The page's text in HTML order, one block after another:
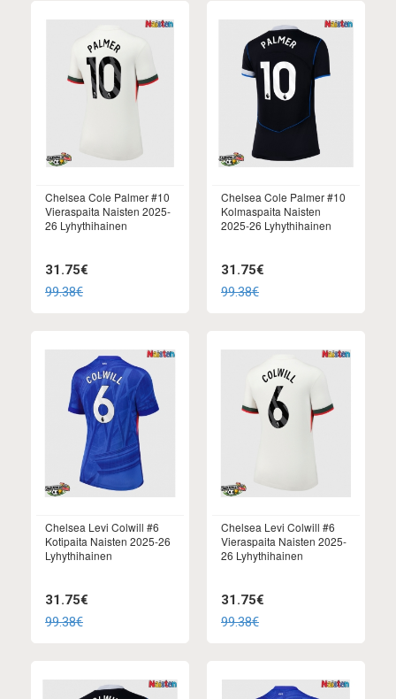
Chelsea Cole Palmer #10
Vieraspaita Naisten 2025-
26 Lyhythihainen
31.75€
99.38€
Chelsea Cole Palmer #10
Kolmaspaita Naisten
2025-26 Lyhythihainen
31.75€
99.38€
Chelsea Levi Colwill #6
Kotipaita Naisten 2025-26
Lyhythihainen
31.75€
99.38€
Chelsea Levi Colwill #6
Vieraspaita Naisten 2025-
26 Lyhythihainen
31.75€
99.38€